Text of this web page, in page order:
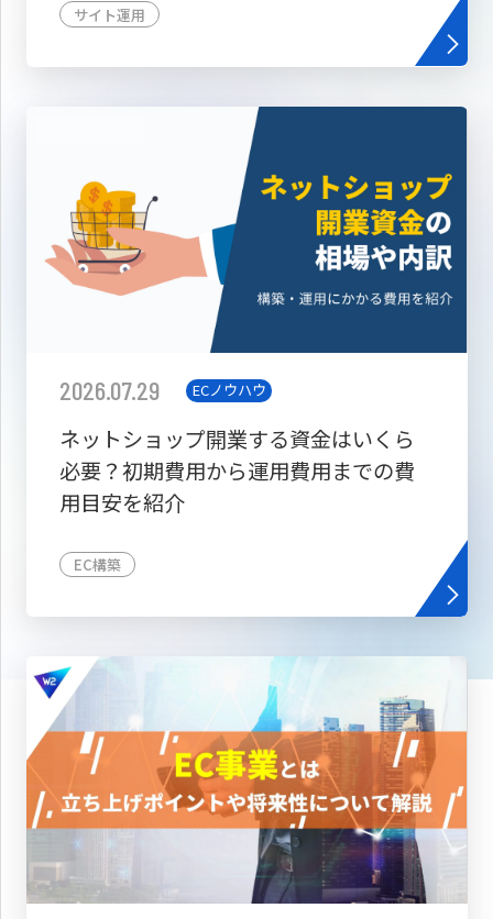
サイト運用
2026.07.29 ECノウハウ
ネットショップ開業する資金はいくら
必要？初期費用から運用費用までの費
用目安を紹介
EC構築